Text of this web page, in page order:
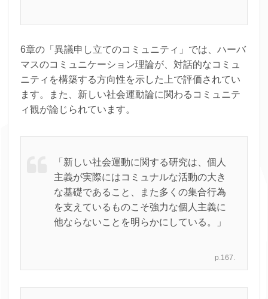
6章の「異議申し立てのコミュニティ」では、ハーバ
マスのコミュニケーション理論が、対話的なコミュ
ニティを構築する方向性を示した上で評価されてい
ます。また、新しい社会運動論に関わるコミュニテ
ィ観が論じられています。
「新しい社会運動に関する研究は、個人
主義が実際にはコミュナルな活動の大き
な基礎であること、また多くの集合行為
を支えているものこそ強力な個人主義に
他ならないことを明らかにしている。」
p.167.